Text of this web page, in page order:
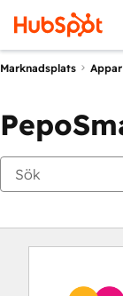
Marknadsplats Appar